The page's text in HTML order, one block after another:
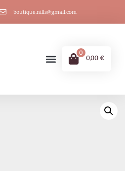
boutique.nills@gmail.com
0
0,00 €